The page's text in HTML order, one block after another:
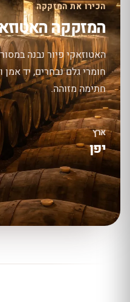
הכירו את המזקקה
המזקקה
האטוזאקי פיור נבנה
חומרי גלם נבחרים, יד
חתימה מזוהה.
ארץ
יפן